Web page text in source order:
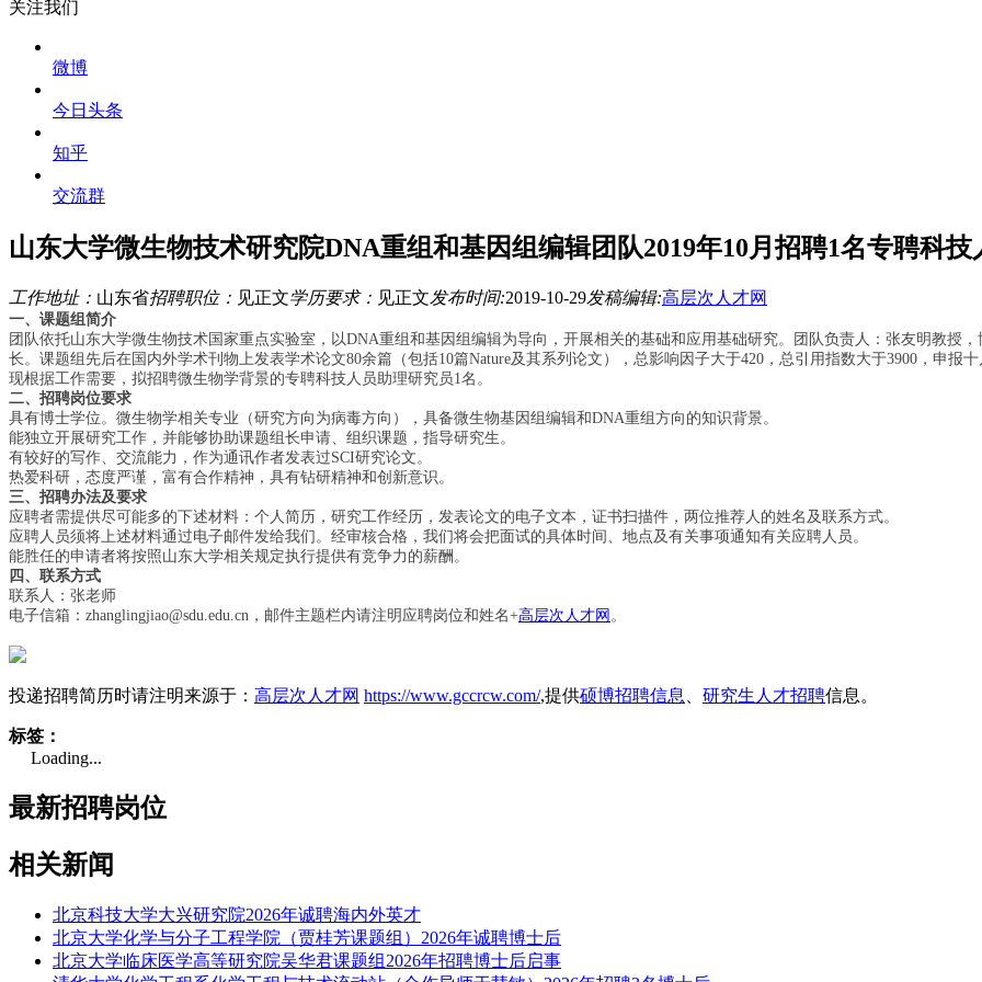
关注我们
微博
今日头条
知乎
交流群
山东大学微生物技术研究院DNA重组和基因组编辑团队2019年10月招聘1名专聘科技
工作地址： 山东省招聘职位： 见正文学历要求： 见正文发布时间:2019-10-29发稿编辑:高层次人才网
一、课题组简介
团队依托山东大学微生物技术国家重点实验室，以DNA重组和基因组编辑为导向，开展相关的基础和应用基础研究。团队负责人：张友明教授
长。课题组先后在国内外学术刊物上发表学术论文80余篇（包括10篇Nature及其系列论文），总影响因子大于420 ，总引用指数大于3900 ，申报
现根据工作需要，拟招聘微生物学背景的专聘科技人员助理研究员1 名。
二、招聘岗位要求
具有博士学位。微生物学相关专业（研究方向为病毒方向），具备微生物基因组编辑和DNA重组方向的知识背景。
能独立开展研究工作，并能够协助课题组长申请、组织课题，指导研究生。
有较好的写作、交流能力，作为通讯作者发表过SCI研究论文。
热爱科研，态度严谨，富有合作精神，具有钻研精神和创新意识。
三、招聘办法及要求
应聘者需提供尽可能多的下述材料：个人简历，研究工作经历，发表论文的电子文本，证书扫描件，两位推荐人的姓名及联系方式。
应聘人员须将上述材料通过电子邮件发给我们。经审核合格，我们将会把面试的具体时间、地点及有关事项通知有关应聘人员。
能胜任的申请者将按照山东大学相关规定执行提供有竞争力的薪酬。
四、联系方式
联系人：张老师
电子信箱： zhanglingjiao@sdu.edu.cn ，邮件主题栏内请注明应聘岗位和姓名+高层次人才网 。
投递招聘简历时请注明来源于： 高层次人才网 https://www.gccrcw.com/,提供硕博招聘信息 研究生人才招聘信息。
标签：
Loading...
最新招聘岗位
相关新闻
北京科技大学大兴研究院2026年诚聘海内外英才
北京大学化学与分子工程学院（贾桂芳课题组）2026年诚聘博士后
北京大学临床医学高等研究院吴华君课题组2026年招聘博士后启事